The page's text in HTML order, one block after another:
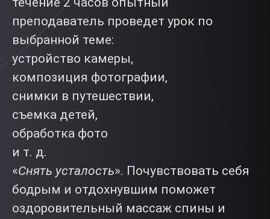
преподаватель проведет урок по
выбранной теме:
устройство камеры,
композиция фотографии,
снимки в путешествии,
съемка детей,
обработка фото
и т. д.
«Снять усталость». Почувствовать себя
бодрым и отдохнувшим поможет
оздоровительный массаж спины и